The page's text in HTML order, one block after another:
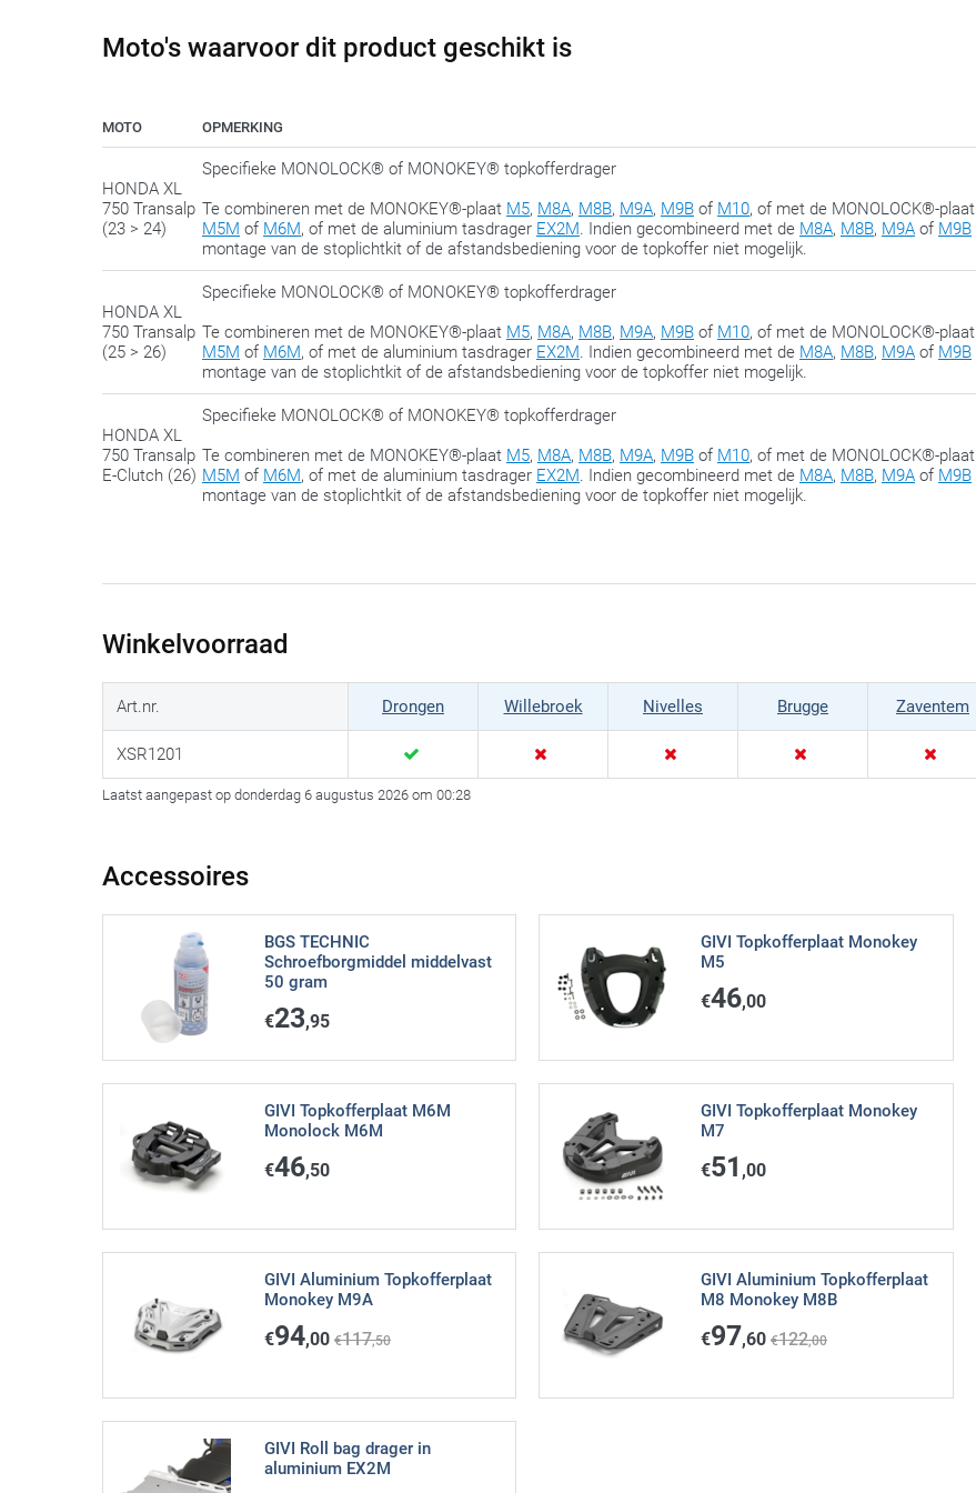
altijd de mogelijkheid om nog een beetje te ‘schuiven’ om alles te laten passen.
Moto's waarvoor dit product geschikt is
MOTO OPMERKING
HONDA XL
750 Transalp
(23 > 24)
Specifieke MONOLOCK® of MONOKEY® topkofferdrager
Te combineren met de MONOKEY®-plaat M5, M8A, M8B, M9A, M9B of M10, of met de MONOLOCK®-plaat
M5M of M6M, of met de aluminium tasdrager EX2M. Indien gecombineerd met de M8A, M8B, M9A of M9B
montage van de stoplichtkit of de afstandsbediening voor de topkoffer niet mogelijk.
HONDA XL
750 Transalp
(25 > 26)
Specifieke MONOLOCK® of MONOKEY® topkofferdrager
Te combineren met de MONOKEY®-plaat M5, M8A, M8B, M9A, M9B of M10, of met de MONOLOCK®-plaat
M5M of M6M, of met de aluminium tasdrager EX2M. Indien gecombineerd met de M8A, M8B, M9A of M9B
montage van de stoplichtkit of de afstandsbediening voor de topkoffer niet mogelijk.
HONDA XL
750 Transalp
E-Clutch (26)
Specifieke MONOLOCK® of MONOKEY® topkofferdrager
Te combineren met de MONOKEY®-plaat M5, M8A, M8B, M9A, M9B of M10, of met de MONOLOCK®-plaat
M5M of M6M, of met de aluminium tasdrager EX2M. Indien gecombineerd met de M8A, M8B, M9A of M9B
montage van de stoplichtkit of de afstandsbediening voor de topkoffer niet mogelijk.
Winkelvoorraad
Art.nr. Drongen Willebroek Nivelles Brugge Zaventem
XSR1201
Laatst aangepast op donderdag 6 augustus 2026 om 00:28
Accessoires
BGS TECHNIC
Schroefborgmiddel middelvast
50 gram
€23,95
GIVI Topkofferplaat Monokey
M5
€46,00
GIVI Topkofferplaat M6M
Monolock M6M
€46,50
GIVI Topkofferplaat Monokey
M7
€51 ,00
GIVI Aluminium Topkofferplaat
Monokey M9A
€94,00 €117,50
GIVI Aluminium Topkofferplaat
M8 Monokey M8B
€97,60 €122,00
GIVI Roll bag drager in
aluminium EX2M